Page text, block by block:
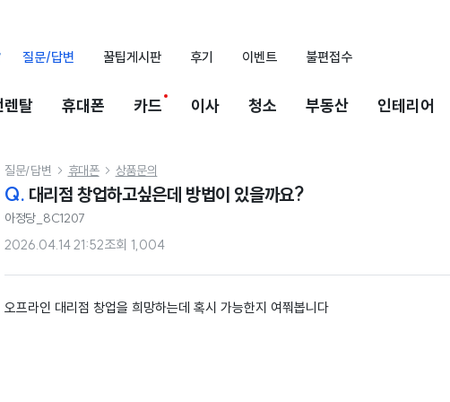
질문/답변 꿀팁게시판 후기 이벤트 불편접수
렌탈 휴대폰 카드 이사 청소 부동산 인테리어
질문/답변  휴대폰  상품문의
Q. 대리점 창업하고싶은데 방법이 있을까요?
아정당_8C1207
2026.04.14 21:52조회 1,004
오프라인 대리점 창업을 희망하는데 혹시 가능한지 여쭤봅니다